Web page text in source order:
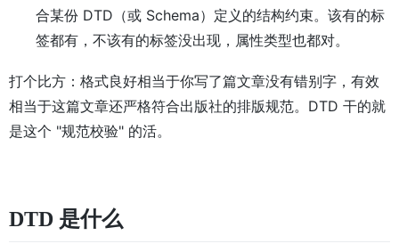
合某份 DTD（或 Schema）定义的结构约束。该有的标
签都有，不该有的标签没出现，属性类型也都对。
打个比方：格式良好相当于你写了篇文章没有错别字，有效
相当于这篇文章还严格符合出版社的排版规范。DTD 干的就
是这个 "规范校验" 的活。
DTD 是什么